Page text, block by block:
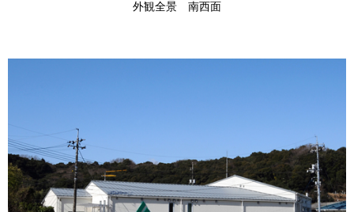
外観全景 南西面